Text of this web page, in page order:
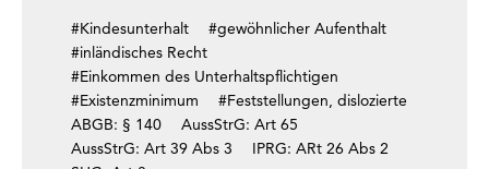
#Kindesunterhalt
#gewöhnlicher Aufenthalt
#inländisches Recht
#Einkommen des Unterhaltspflichtigen
#Existenzminimum
#Feststellungen, dislozierte
ABGB: § 140
AussStrG: Art 65
AussStrG: Art 39 Abs 3
IPRG: ARt 26 Abs 2